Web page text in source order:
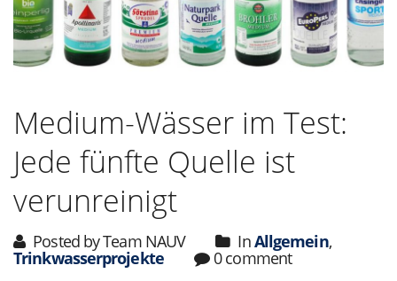
Medium-Wässer im Test:
Jede fünfte Quelle ist
verunreinigt
Posted by Team NAUV InAllgemein,
Trinkwasserprojekte 0 comment